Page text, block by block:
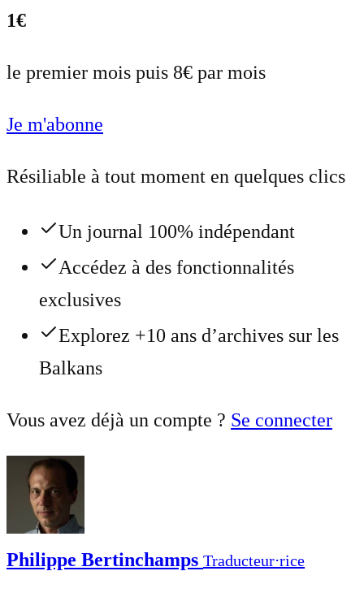
1€
le premier mois puis 8€ par mois
Je m'abonne
Résiliable à tout moment en quelques clics
Un journal 100% indépendant
Accédez à des fonctionnalités
exclusives
Explorez +10 ans d’archives sur les
Balkans
Vous avez déjà un compte ? Se connecter
Philippe Bertinchamps Traducteur⋅rice